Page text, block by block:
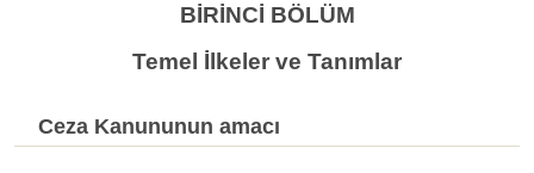
BİRİNCİ BÖLÜM
Temel İlkeler ve Tanımlar
Ceza Kanununun amacı